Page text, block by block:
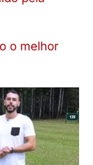
o melhor